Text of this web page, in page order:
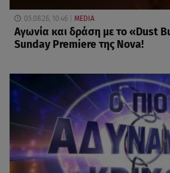
05.08.26, 10:46 MEDIA
Αγωνία και δράση με το «Dust
Sunday Premiere της Nova!